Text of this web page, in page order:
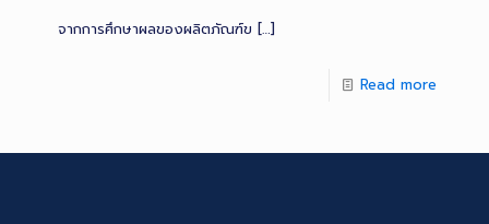
จากการศึกษาผลของผลิตภัณฑ์ข […]
Read more